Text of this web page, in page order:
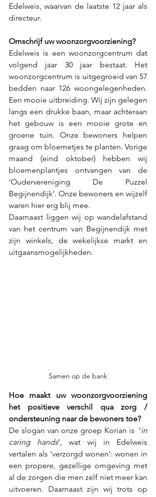
Edelweis, waarvan de laatste 12 jaar als
directeur.
Omschrijf uw woonzorgvoorziening?
Edelweis is een woonzorgcentrum dat
volgend jaar 30 jaar bestaat. Het
woonzorgcentrum is uitgegroeid van 57
bedden naar 126 woongelegenheden.
Een mooie uitbreiding. Wij zijn gelegen
langs een drukke baan, maar achteraan
het gebouw is een mooie grote en
groene tuin. Onze bewoners helpen
graag om bloemetjes te planten. Vorige
maand (eind oktober) hebben wij
bloemenplantjes ontvangen van de
‘Oudervereniging De Puzzel
Begijnendijk’. Onze bewoners en wijzelf
waren hier erg blij mee.
Daarnaast liggen wij op wandelafstand
van het centrum van Begijnendijk met
zijn winkels, de wekelijkse markt en
uitgaansmogelijkheden.
Samen op de bank
Hoe maakt uw woonzorgvoorziening
het positieve verschil qua zorg /
ondersteuning naar de bewoners toe?
De slogan van onze groep Korian is  ‘in
caring hands’, wat wij in Edelweis
vertalen als 'verzorgd wonen': wonen in
een propere, gezellige omgeving met
al de zorgen die men zelf niet meer kan
uitvoeren. Daarnaast zijn wij trots op